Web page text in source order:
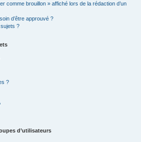
comme brouillon » affiché lors de la rédaction d’un
d’être approuvé ?
?
?
d’utilisateurs